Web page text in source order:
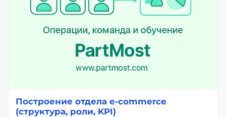
Построение отдела e-commerce
(структура, роли, KPI)